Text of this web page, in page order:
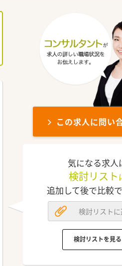
この求人に問い
気になる求人
検討リスト
追加して後で比較
検討リストに
検討リストを見る